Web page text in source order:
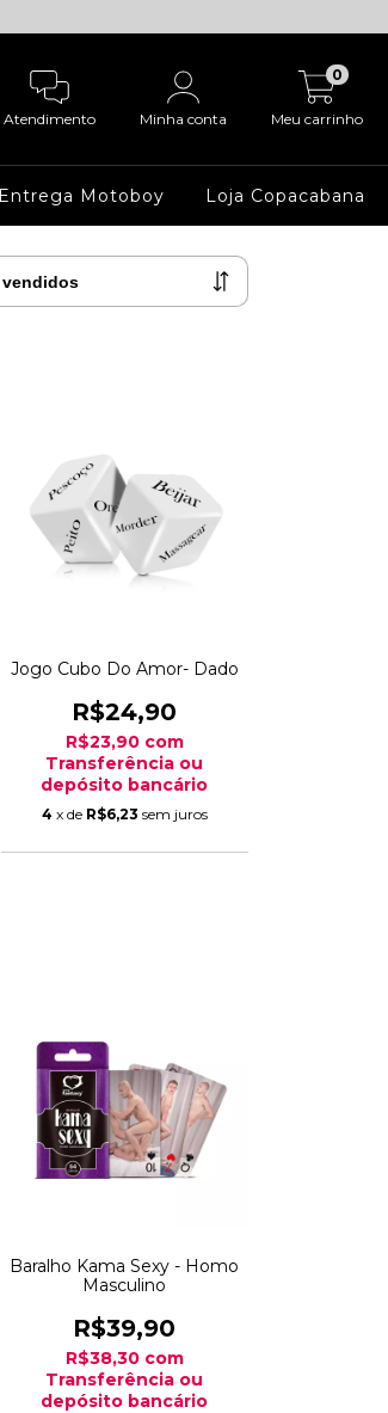
Atendimento Minha conta Meu carrinho
0
Entrega Motoboy Loja Copacabana
Jogo Cubo Do Amor- Dado
R$24,90
R$23,90 com
Transferência ou
depósito bancário
4 x de R$6,23 sem juros
Baralho Kama Sexy - Homo
Masculino
R$39,90
R$38,30 com
Transferência ou
depósito bancário